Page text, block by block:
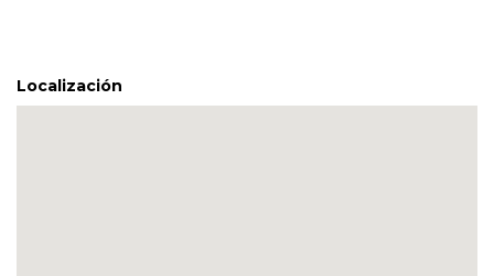
Localización